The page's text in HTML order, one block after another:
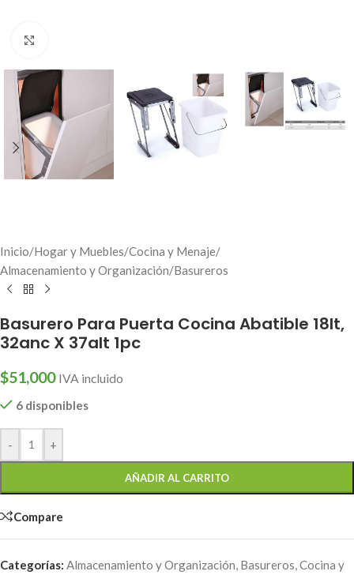
Inicio/Hogar y Muebles/Cocina y Menaje/
Almacenamiento y Organización/Basureros
Basurero Para Puerta Cocina Abatible 18lt,
32anc X 37alt 1pc
$51,000 IVA incluido
6 disponibles
- +
AÑADIR AL CARRITO
Compare
Categorías: Almacenamiento y Organización, Basureros,Cocina y